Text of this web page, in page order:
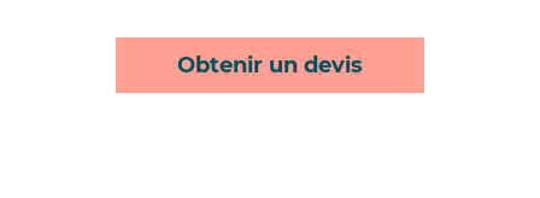
Obtenir un devis